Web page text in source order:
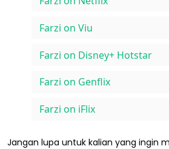
Farzi on Viu
Farzi on Disney+ Hotstar
Farzi on Genflix
Farzi on iFlix
Jangan lupa untuk kalian yang ingin